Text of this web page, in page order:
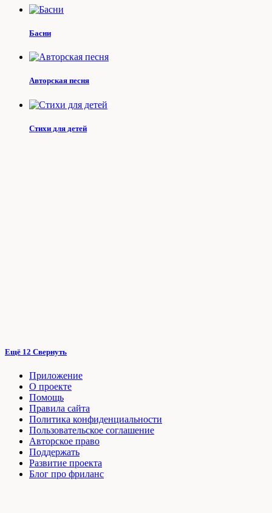
Басни
Авторская песня
Стихи для детей
Ещё 12 Свернуть
Приложение
О проекте
Помощь
Правила сайта
Политика конфиденциальности
Пользовательское соглашение
Авторское право
Поддержать
Развитие проекта
Блог про фриланс